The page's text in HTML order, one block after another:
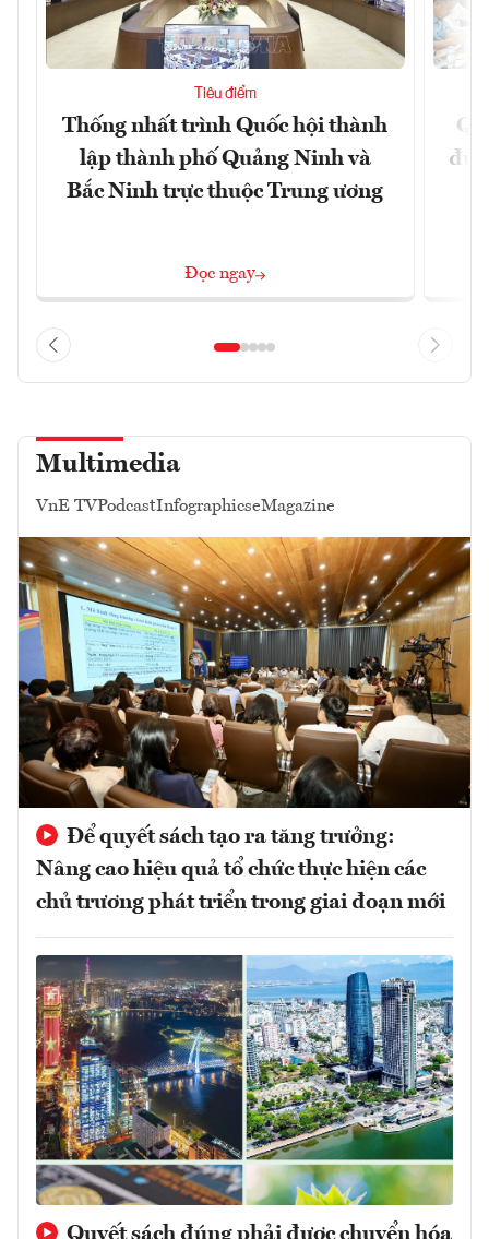
Tiêu điểm
Thống nhất trình Quốc hội thành
lập thành phố Quảng Ninh và
Bắc Ninh trực thuộc Trung ương
Đọc ngay
đủ
Multimedia
VnE TVPodcastInfographicseMagazine
Để quyết sách tạo ra tăng trưởng:
Nâng cao hiệu quả tổ chức thực hiện các
chủ trương phát triển trong giai đoạn mới